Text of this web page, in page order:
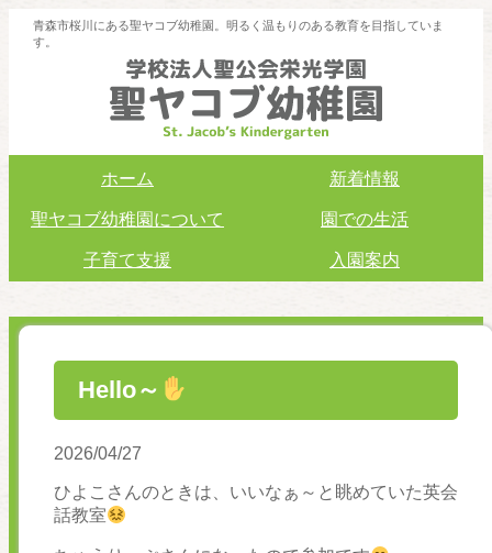
青森市桜川にある聖ヤコブ幼稚園。明るく温もりのある教育を目指していま
す。
ホーム 新着情報
聖ヤコブ幼稚園について 園での生活
子育て支援 入園案内
Hello～
2026/04/27
ひよこさんのときは、いいなぁ～と眺めていた英会
話教室